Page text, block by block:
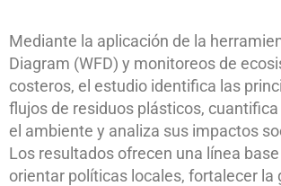
Mediante la aplicación de la
Diagram (WFD) y monitoreos de
costeros, el estudio identifica las
flujos de residuos plásticos,
el ambiente y analiza sus impactos
Los resultados ofrecen una línea
orientar políticas locales, fortalecer la